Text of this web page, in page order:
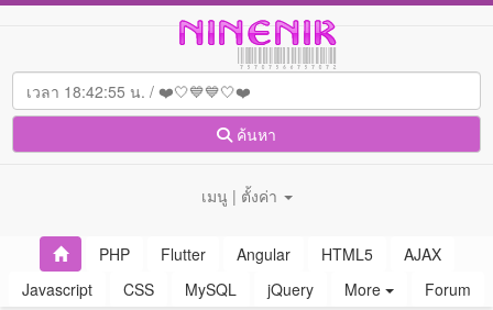
ค้นหา
เมนู | ตั้งค่า
PHP Flutter Angular HTML5
AJAX
Javascript
CSS MySQL jQuery More Forum